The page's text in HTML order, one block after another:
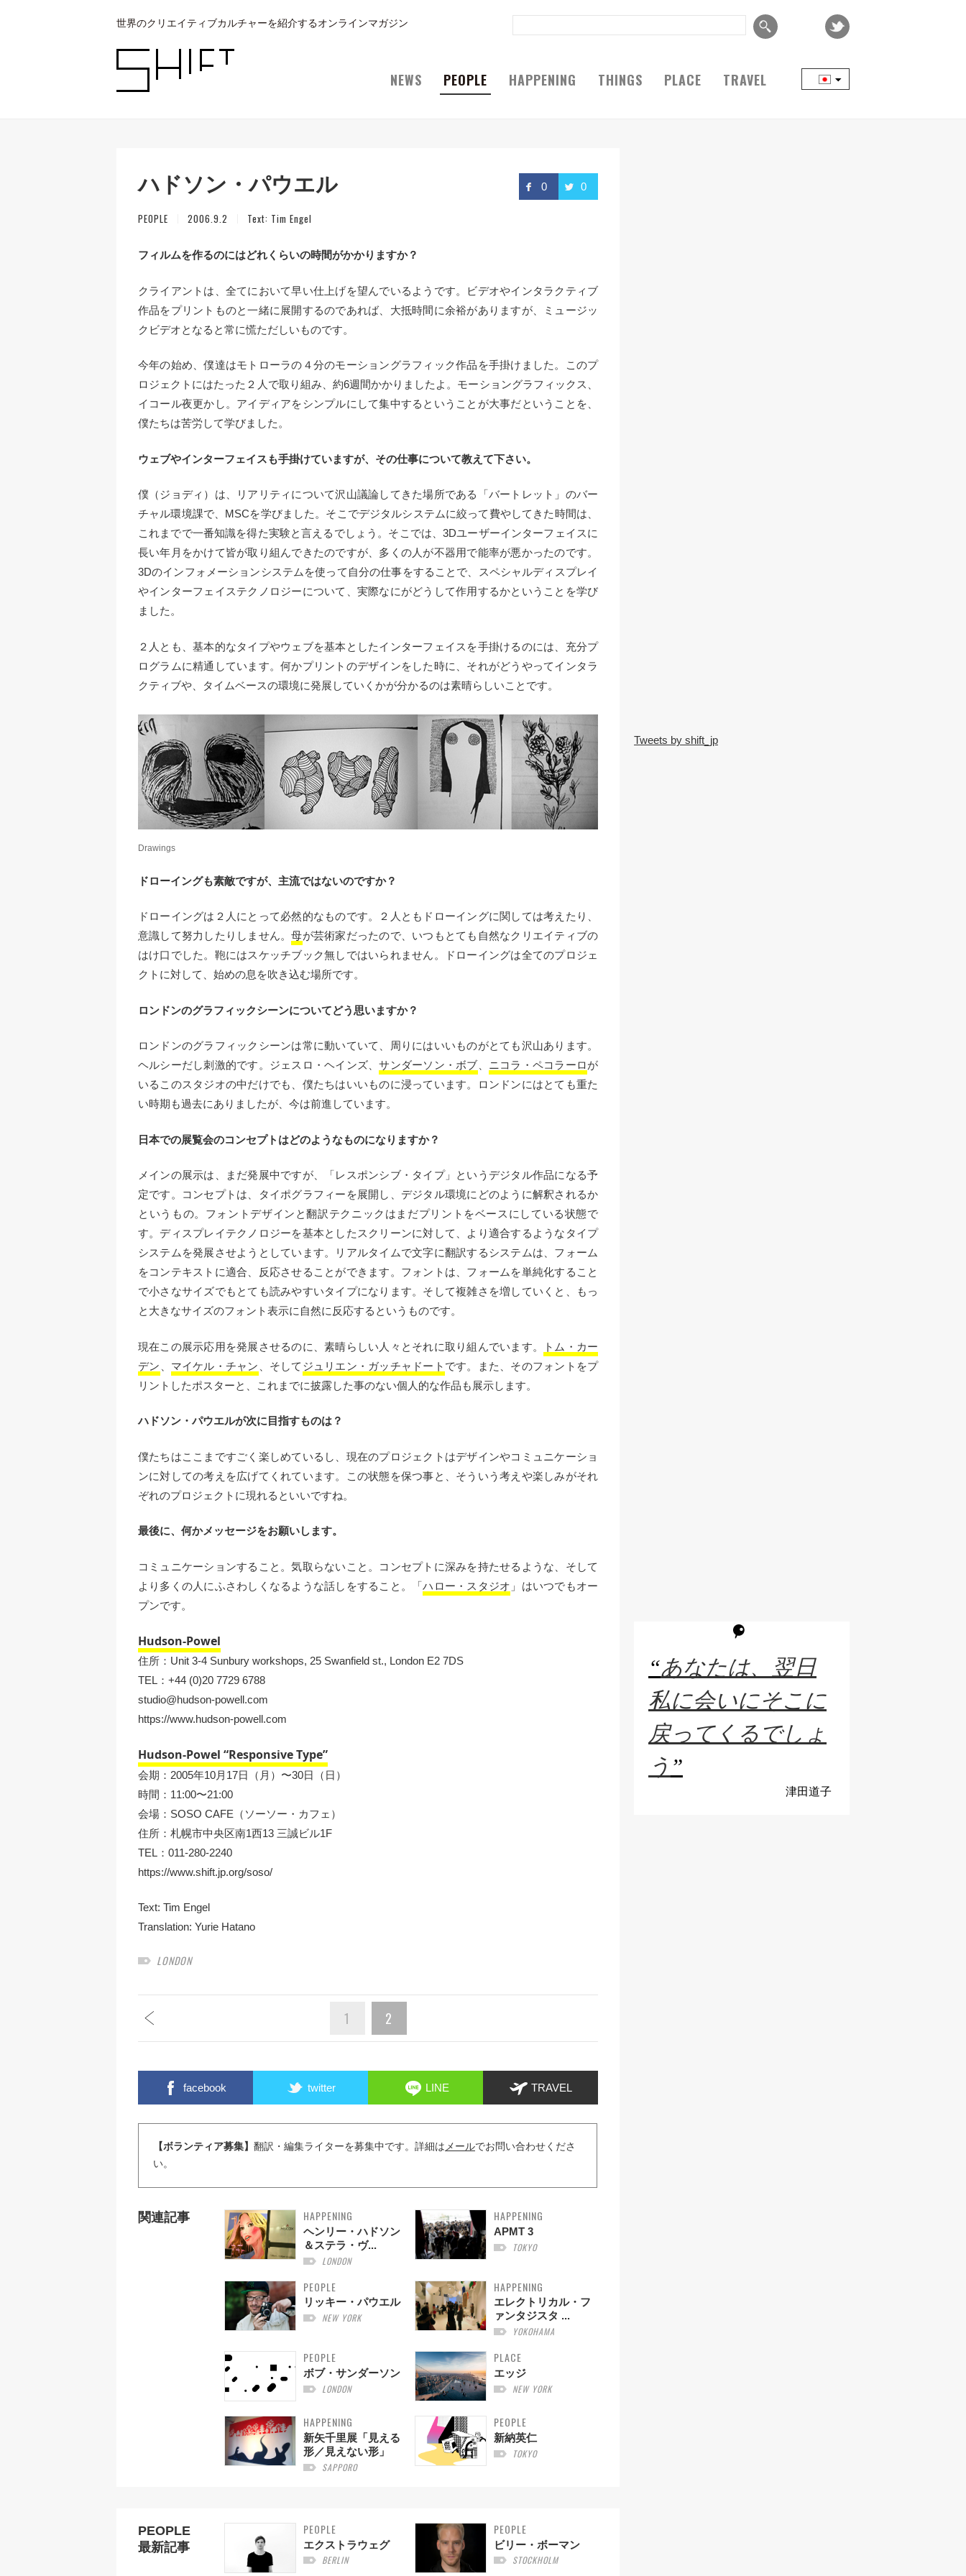
世界のクリエイティブカルチャーを紹介するオンラインマガジン
NEWS PEOPLE HAPPENING THINGS PLACE TRAVEL
0 0
ハドソン・パウエル
PEOPLE 2006.9.2 Text: Tim Engel
フィルムを作るのにはどれくらいの時間がかかりますか？
クライアントは、全てにおいて早い仕上げを望んでいるようです。ビデオやインタラクティブ
作品をプリントものと一緒に展開するのであれば、大抵時間に余裕がありますが、ミュージッ
クビデオとなると常に慌ただしいものです。
今年の始め、僕達はモトローラの４分のモーショングラフィック作品を手掛けました。このプ
ロジェクトにはたった２人で取り組み、約6週間かかりましたよ。モーショングラフィックス、
イコール夜更かし。アイディアをシンプルにして集中するということが大事だということを、
僕たちは苦労して学びました。
ウェブやインターフェイスも手掛けていますが、その仕事について教えて下さい。
僕（ジョディ）は、リアリティについて沢山議論してきた場所である「バートレット」のバー
チャル環境課で、MSCを学びました。そこでデジタルシステムに絞って費やしてきた時間は、
これまでで一番知識を得た実験と言えるでしょう。そこでは、3Dユーザーインターフェイスに
長い年月をかけて皆が取り組んできたのですが、多くの人が不器用で能率が悪かったのです。
3Dのインフォメーションシステムを使って自分の仕事をすることで、スペシャルディスプレイ
やインターフェイステクノロジーについて、実際なにがどうして作用するかということを学び
ました。
２人とも、基本的なタイプやウェブを基本としたインターフェイスを手掛けるのには、充分プ
ログラムに精通しています。何かプリントのデザインをした時に、それがどうやってインタラ
クティブや、タイムベースの環境に発展していくかが分かるのは素晴らしいことです。
Drawings
ドローイングも素敵ですが、主流ではないのですか？
ドローイングは２人にとって必然的なものです。２人ともドローイングに関しては考えたり、
意識して努力したりしません。母が芸術家だったので、いつもとても自然なクリエイティブの
はけ口でした。鞄にはスケッチブック無しではいられません。ドローイングは全てのプロジェ
クトに対して、始めの息を吹き込む場所です。
ロンドンのグラフィックシーンについてどう思いますか？
ロンドンのグラフィックシーンは常に動いていて、周りにはいいものがとても沢山あります。
ヘルシーだし刺激的です。ジェスロ・ヘインズ、サンダーソン・ボブ ニコラ・ペコラーロが
いるこのスタジオの中だけでも、僕たちはいいものに浸っています。ロンドンにはとても重た
い時期も過去にありましたが、今は前進しています。
日本での展覧会のコンセプトはどのようなものになりますか？
メインの展示は、まだ発展中ですが、「レスポンシブ・タイプ」というデジタル作品になる予
定です。コンセプトは、タイポグラフィーを展開し、デジタル環境にどのように解釈されるか
というもの。フォントデザインと翻訳テクニックはまだプリントをベースにしている状態で
す。ディスプレイテクノロジーを基本としたスクリーンに対して、より適合するようなタイプ
システムを発展させようとしています。リアルタイムで文字に翻訳するシステムは、フォーム
をコンテキストに適合、反応させることができます。フォントは、フォームを単純化すること
で小さなサイズでもとても読みやすいタイプになります。そして複雑さを増していくと、もっ
と大きなサイズのフォント表示に自然に反応するというものです。
現在この展示応用を発展させるのに、素晴らしい人々とそれに取り組んでいます。
トム・カー
デン
マイケル・チャン 、そして ジュリエン・ガッチャドート です。また、そのフォントをプ
リントしたポスターと、これまでに披露した事のない個人的な作品も展示します。
ハドソン・パウエルが次に目指すものは？
僕たちはここまですごく楽しめているし、現在のプロジェクトはデザインやコミュニケーショ
ンに対しての考えを広げてくれています。この状態を保つ事と、そういう考えや楽しみがそれ
ぞれのプロジェクトに現れるといいですね。
最後に、何かメッセージをお願いします。
コミュニケーションすること。気取らないこと。コンセプトに深みを持たせるような、そして
より多くの人にふさわしくなるような話しをすること。「ハロー・スタジオ 」はいつでもオー
プンです。
Hudson-Powel
住所：Unit 3-4 Sunbury workshops, 25 Swanfield st., London E2 7DS
TEL：+44 (0)20 7729 6788
studio@hudson-powell.com
https://www.hudson-powell.com
Hudson-Powel “Responsive Type”
会期：2005年10月17日（月）〜30日（日）
時間：11:00〜21:00
会場：SOSO CAFE（ソーソー・カフェ）
住所：札幌市中央区南1西13 三誠ビル1F
TEL：011-280-2240
https://www.shift.jp.org/soso/
Text: Tim Engel
Translation: Yurie Hatano
LONDON
1 2
facebook twitter LINE TRAVEL
【ボランティア募集】 翻訳・編集ライターを募集中です。詳細は メールでお問い合わせくださ
い。
関連記事 HAPPENING
ヘンリー・ハドソン
＆ステラ・ヴ...
LONDON
HAPPENING
APMT 3
TOKYO
PEOPLE
リッキー・パウエル
NEW YORK
HAPPENING
エレクトリカル・フ
ァンタジスタ ...
YOKOHAMA
PEOPLE
ボブ・サンダーソン
LONDON
PLACE
エッジ
NEW YORK
HAPPENING
新矢千里展「見える
形／見えない形」
SAPPORO
PEOPLE
新納英仁
TOKYO
PEOPLE
最新記事
PEOPLE
エクストラウェグ
BERLIN
PEOPLE
ビリー・ボーマン
STOCKHOLM
Tweets by shift_jp
“あなたは、翌日
私に会いにそこに
戻ってくるでしょ
う ”
津田道子